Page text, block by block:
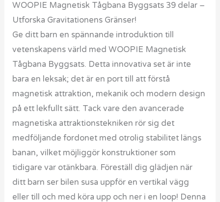
WOOPIE Magnetisk Tågbana Byggsats 39 delar –
Utforska Gravitationens Gränser!
Ge ditt barn en spännande introduktion till
vetenskapens värld med WOOPIE Magnetisk
Tågbana Byggsats. Detta innovativa set är inte
bara en leksak; det är en port till att förstå
magnetisk attraktion, mekanik och modern design
på ett lekfullt sätt. Tack vare den avancerade
magnetiska attraktionstekniken rör sig det
medföljande fordonet med otrolig stabilitet längs
banan, vilket möjliggör konstruktioner som
tidigare var otänkbara. Föreställ dig glädjen när
ditt barn ser bilen susa uppför en vertikal vägg
eller till och med köra upp och ner i en loop! Denna